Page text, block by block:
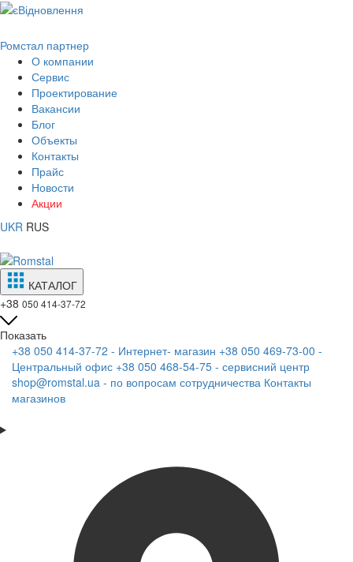
Ромстал партнер
О компании
Сервис
Проектирование
Вакансии
Блог
Объекты
Контакты
Прайс
Новости
Акции
UKR RUS
КАТАЛОГ
+38 050 414-37-72
Показать
+38 050 414-37-72 - Интернет- магазин +38 050 469-73-00 -
Центральный офис +38 050 468-54-75 - сервисний центр
shop@romstal.ua - по вопросам сотрудничества Контакты
магазинов